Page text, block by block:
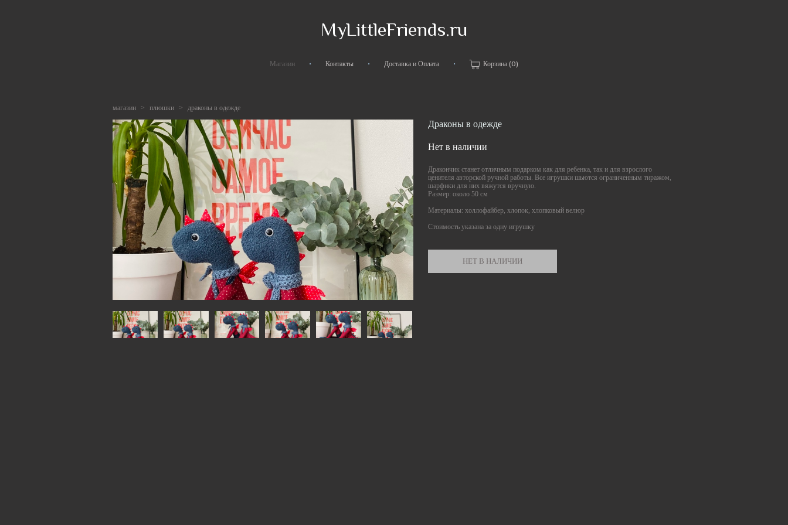
MyLittleFriends.ru
Магазин • Контакты • Доставка и Оплата • Корзина(0)
магазин > плюшки > драконы в одежде
Драконы в одежде
Нет в наличии
Дракончик станет отличным подарком как для ребенка, так и для взрослого
ценителя авторской ручной работы. Все игрушки шьются ограниченным тиражом,
шарфики для них вяжутся вручную.
Размер: около 50 см
Материалы: холлофайбер, хлопок, хлопковый велюр
Стоимость указана за одну игрушку
НЕТ В НАЛИЧИИ